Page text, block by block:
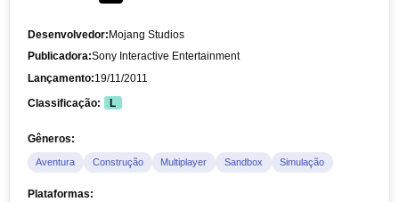
Desenvolvedor:Mojang Studios
Publicadora:Sony Interactive Entertainment
Lançamento:19/11/2011
Classificação: L
Gêneros:
Aventura Construção Multiplayer Sandbox Simulação
Plataformas: